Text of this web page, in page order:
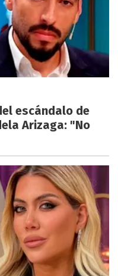
escándalo de
Arizaga: "No